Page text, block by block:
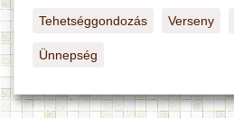
Tehetséggondozás Verseny
Ünnepség